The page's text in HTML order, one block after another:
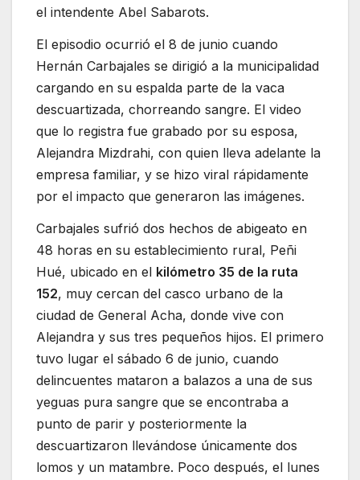
el intendente Abel Sabarots.
El episodio ocurrió el 8 de junio cuando
Hernán Carbajales se dirigió a la municipalidad
cargando en su espalda parte de la vaca
descuartizada, chorreando sangre. El video
que lo registra fue grabado por su esposa,
Alejandra Mizdrahi, con quien lleva adelante la
empresa familiar, y se hizo viral rápidamente
por el impacto que generaron las imágenes.
Carbajales sufrió dos hechos de abigeato en
48 horas en su establecimiento rural, Peñi
Hué, ubicado en el kilómetro 35 de la ruta
152, muy cercan del casco urbano de la
ciudad de General Acha, donde vive con
Alejandra y sus tres pequeños hijos. El primero
tuvo lugar el sábado 6 de junio, cuando
delincuentes mataron a balazos a una de sus
yeguas pura sangre que se encontraba a
punto de parir y posteriormente la
descuartizaron llevándose únicamente dos
lomos y un matambre. Poco después, el lunes